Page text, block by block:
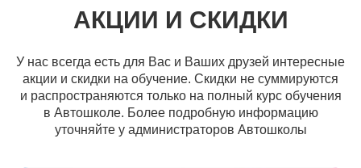
АКЦИИ И СКИДКИ
У нас всегда есть для Вас и Ваших друзей интересные
акции и скидки на обучение. Скидки не суммируются
и распространяются только на полный курс обучения
в Автошколе. Более подробную информацию
уточняйте у администраторов Автошколы